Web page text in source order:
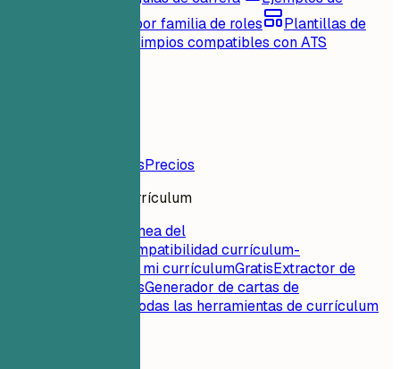
Explora por familia de roles
Plantillas de
Diseños limpios compatibles con ATS
CaracterísticasPrecios
Herramientas de currículum
Puntuación instantánea del
Compatibilidad currículum-
Critica mi currículumGratisExtractor de
GratisGenerador de cartas de
Todas las herramientas de currículum